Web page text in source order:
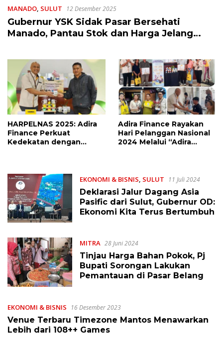
MANADO, SULUT 12 Desember 2025
Gubernur YSK Sidak Pasar Bersehati
Manado, Pantau Stok dan Harga Jelang
HARPELNAS 2025: Adira
Finance Perkuat
Kedekatan dengan
Adira Finance Rayakan
Hari Pelanggan Nasional
2024 Melalui “Adira
EKONOMI & BISNIS, SULUT 11 Juli 2024
Deklarasi Jalur Dagang Asia
Pasific dari Sulut, Gubernur OD:
Ekonomi Kita Terus Bertumbuh
MITRA 28 Juni 2024
Tinjau Harga Bahan Pokok, Pj
Bupati Sorongan Lakukan
Pemantauan di Pasar Belang
EKONOMI & BISNIS 16 Desember 2023
Venue Terbaru Timezone Mantos Menawarkan
Lebih dari 108++ Games